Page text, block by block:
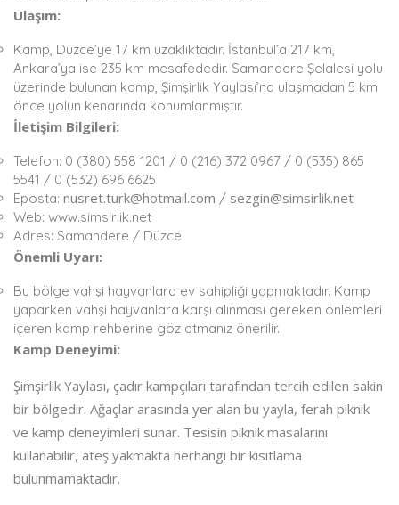
Ulaşım:
Kamp, Düzce’ye 17 km uzaklıktadır. İstanbul’a 217 km,
Ankara’ya ise 235 km mesafededir. Samandere Şelalesi yolu
üzerinde bulunan kamp, Şimşirlik Yaylası’na ulaşmadan 5 km
önce yolun kenarında konumlanmıştır.
İletişim Bilgileri:
Telefon: 0 (380) 558 1201 / 0 (216) 372 0967 / 0 (535) 865
5541 / 0 (532) 696 6625
Eposta: nusret.turk@hotmail.com / sezgin@simsirlik.net
Web: www.simsirlik.net
Adres: Samandere / Düzce
Önemli Uyarı:
Bu bölge vahşi hayvanlara ev sahipliği yapmaktadır. Kamp
yaparken vahşi hayvanlara karşı alınması gereken önlemleri
içeren kamp rehberine göz atmanız önerilir.
Kamp Deneyimi:
Şimşirlik Yaylası, çadır kampçıları tarafından tercih edilen sakin
bir bölgedir. Ağaçlar arasında yer alan bu yayla, ferah piknik
ve kamp deneyimleri sunar. Tesisin piknik masalarını
kullanabilir, ateş yakmakta herhangi bir kısıtlama
bulunmamaktadır.